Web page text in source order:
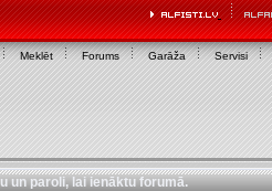
Meklēt Forums Garāža Servisi
un paroli, lai ienāktu forumā.